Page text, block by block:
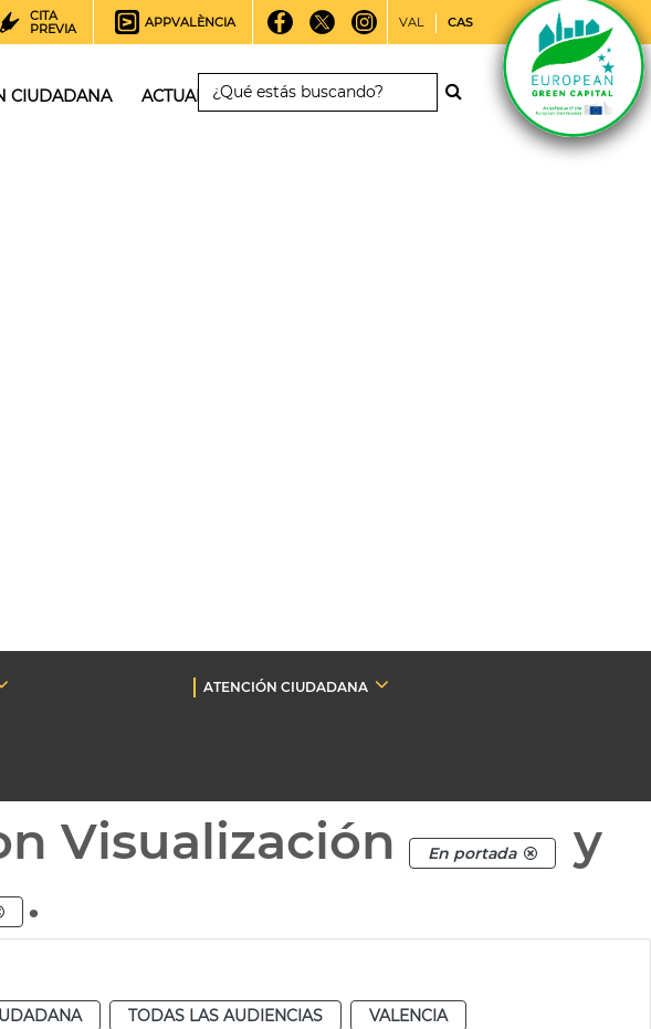
CITA
PREVIA
APPVALÈNCIA VAL CAS
CIUDADANA ACTUALIDAD
ATENCIÓN CIUDADANA
Visualización En portada
y
.
TODAS LAS AUDIENCIAS
VALENCIA